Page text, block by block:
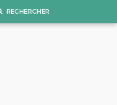
RECHERCHER